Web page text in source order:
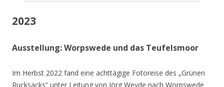
2023
Ausstellung: Worpswede und das Teufelsmoor
Im Herbst 2022 fand eine achttägige Fotoreise des „Grünen
Rucksacks“ unter Leitung von Jörg Weyde nach Worpswede